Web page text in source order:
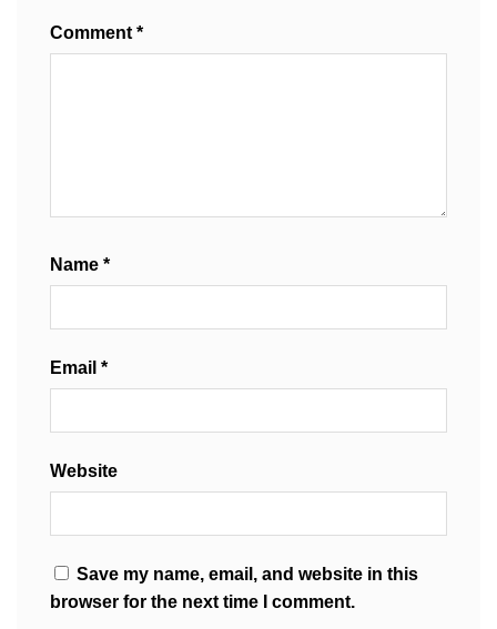
Comment *
Name *
Email *
Website
Save my name, email, and website in this
browser for the next time I comment.